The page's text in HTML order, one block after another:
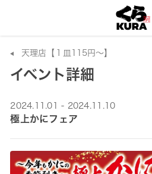
天理店【１皿115円～】
イベント詳細
2024.11.01 - 2024.11.10
極上かにフェア